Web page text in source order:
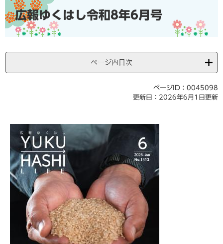
広報ゆくはし令和8年6月号
ページ内目次
ページID：0045098
更新日：2026年6月1日更新